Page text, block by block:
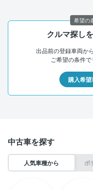
クルマ探し
出品前の登録車両か
ご希望の条件で
購入希
中古車を探す
人気車種から ボ
希望の